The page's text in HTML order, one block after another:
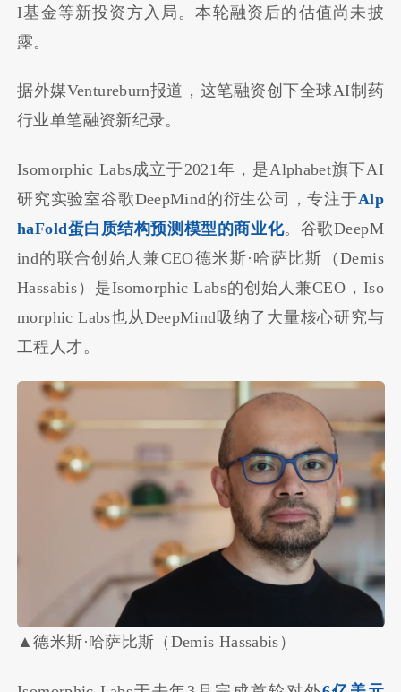
I基金等新投资方入局。本轮融资后的估值尚未披
露。
据外媒Ventureburn报道，这笔融资创下全球AI制药
行业单笔融资新纪录。
Isomorphic Labs成立于2021年，是Alphabet旗下AI
研究实验室谷歌DeepMind的衍生公司，专注于Alp
haFold蛋白质结构预测模型的商业化。谷歌DeepM
ind的联合创始人兼CEO德米斯·哈萨比斯（Demis
Hassabis）是Isomorphic Labs的创始人兼CEO，Iso
morphic Labs也从DeepMind吸纳了大量核心研究与
工程人才。
▲德米斯·哈萨比斯（Demis Hassabis）